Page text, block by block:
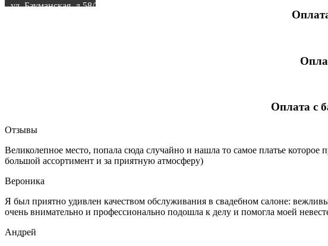
ул. Бауманская, д.58/25 стр.6
Оплата с
Отзывы
Великолепное место, попала сюда случайно и нашла то самое платье которое
большой ассортимент и за приятную атмосферу)
Вероника
Я был приятно удивлен качеством обслуживания в свадебном салоне:
очень внимательно и профессионально подошла к делу и помогла моей
Андрей